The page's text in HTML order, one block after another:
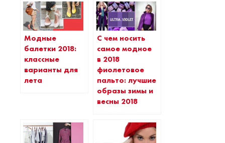
Модные
балетки 2018:
классные
варианты для
лета
С чем носить
самое модное
в 2018
фиолетовое
пальто: лучшие
образы зимы и
весны 2018